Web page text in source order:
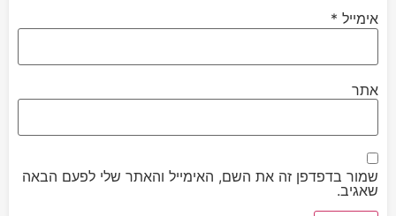
אימייל *
אתר
שמור בדפדפן זה את השם, האימייל והאתר שלי לפעם הבאה
שאגיב.